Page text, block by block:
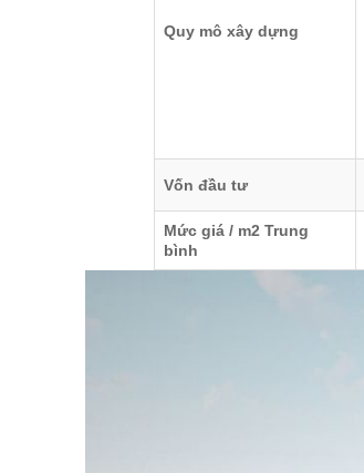
Quy mô xây dựng
Vốn đầu tư
Mức giá / m2 Trung
bình